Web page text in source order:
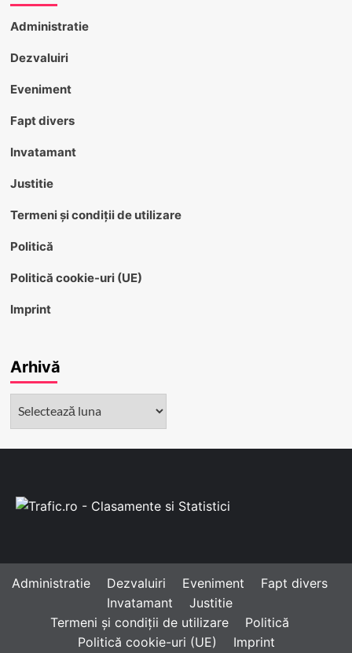
Administratie
Dezvaluiri
Eveniment
Fapt divers
Invatamant
Justitie
Termeni și condiții de utilizare
Politică
Politică cookie-uri (UE)
Imprint
Arhivă
Administratie Dezvaluiri Eveniment
Fapt divers
Invatamant
Justitie
Termeni și condiții de utilizare
Politică
Politică cookie-uri (UE)
Imprint